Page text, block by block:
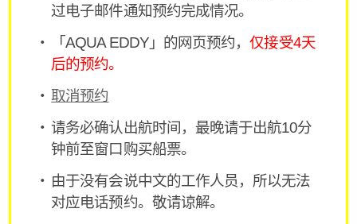
过电子邮件通知预约完成情况。
「AQUA EDDY」的网页预约，仅接受4天
后的预约。
取消预约
请务必确认出航时间，最晚请于出航10分
钟前至窗口购买船票。
由于没有会说中文的工作人员，所以无法
对应电话预约。敬请谅解。